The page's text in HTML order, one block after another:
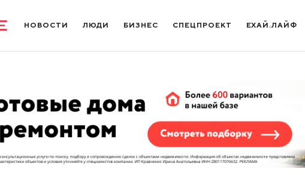
НОВОСТИ ЛЮДИ БИЗНЕС СПЕЦПРОЕКТ ЕХАЙ.ЛАЙФ